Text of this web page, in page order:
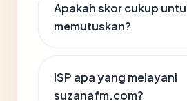
Apakah skor cukup
memutuskan?
ISP apa yang melayani
suzanafm.com?